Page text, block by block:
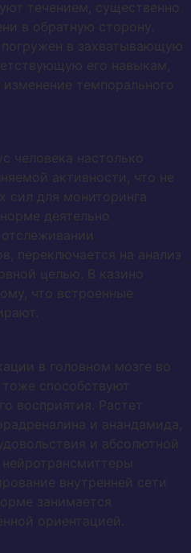
течением, существенно
в обратную сторону.
в захватывающую
его навыкам,
изменение темпорального
человека настолько
активности, что не
сил для мониторинга
деятельно
переключается на анализ
целью. В казино
что встроенные
в головном мозге во
способствуют
восприятия. Растет
и анандамида,
и абсолютной
внутренней сети
занимается
ориентацией.